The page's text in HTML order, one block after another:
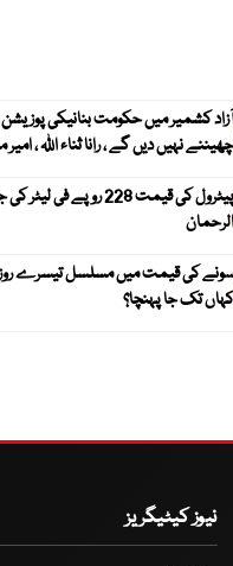
کشمیر میں حکومت بنانیکی
نہیں دیں گے ، رانا ثناء اللہ ، امیر
پیٹرول کی قیمت 228 روپے
الرحمان
کی قیمت میں مسلسل تیسرے روز
تک جا پہنچا؟
نیوز کیٹیگریز